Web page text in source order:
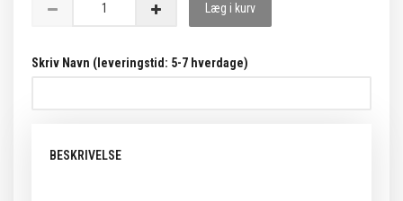
Læg i kurv
Skriv Navn (leveringstid: 5-7 hverdage)
BESKRIVELSE